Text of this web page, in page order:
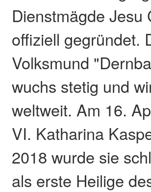
Dienstmägde Jesu
offiziell gegründet.
Volksmund
wuchs stetig und
weltweit. Am 16.
VI. Katharina
2018 wurde sie
als erste Heilige